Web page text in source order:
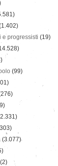
e progressisti (19)
(99)
(3.077)
(2)